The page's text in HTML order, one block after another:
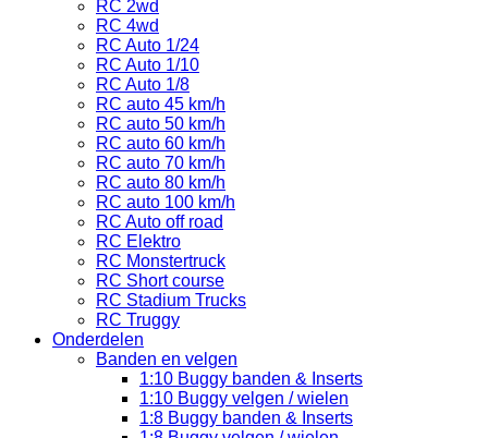
RC 2wd
RC 4wd
RC Auto 1/24
RC Auto 1/10
RC Auto 1/8
RC auto 45 km/h
RC auto 50 km/h
RC auto 60 km/h
RC auto 70 km/h
RC auto 80 km/h
RC auto 100 km/h
RC Auto off road
RC Elektro
RC Monstertruck
RC Short course
RC Stadium Trucks
RC Truggy
Onderdelen
Banden en velgen
1:10 Buggy banden & Inserts
1:10 Buggy velgen / wielen
1:8 Buggy banden & Inserts